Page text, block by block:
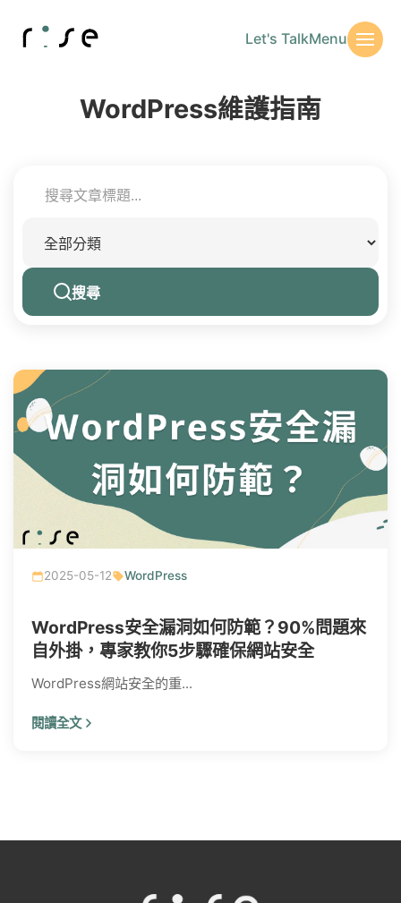
Let's TalkMenu
WordPress維護指南
搜尋
2025-05-12 WordPress
WordPress安全漏洞如何防範？90%問題來
自外掛，專家教你5步驟確保網站安全
WordPress網站安全的重...
閱讀全文